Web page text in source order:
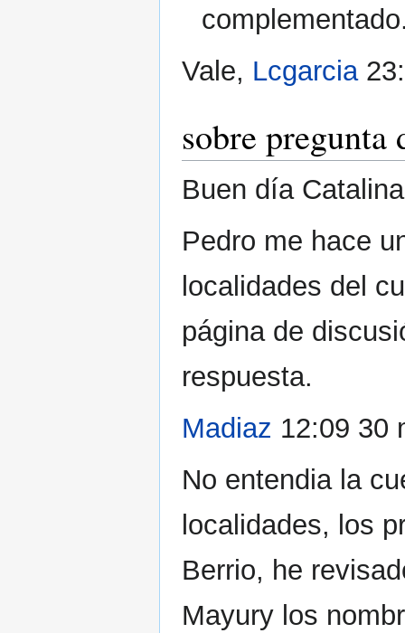
Vale, Lcgarcia
sobre pregunta
Buen día
Pedro me hace
localidades del
página de
respuesta.
Madiaz 12:09 30
No entendia la
localidades, los
Berrio, he
Mayury los